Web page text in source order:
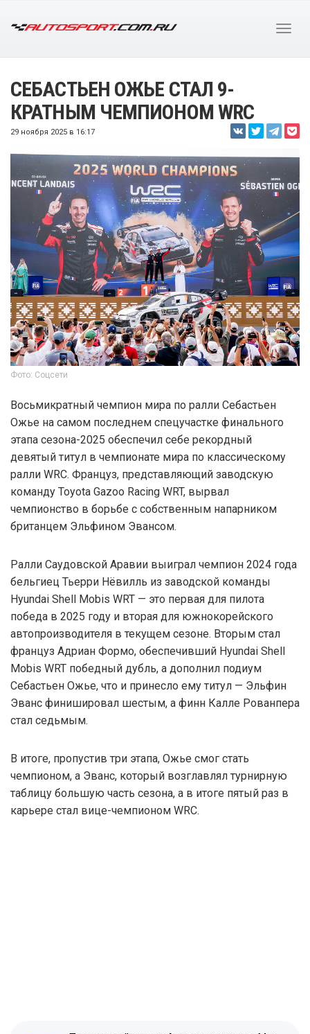
СЕБАСТЬЕН ОЖЬЕ СТАЛ 9-
КРАТНЫМ ЧЕМПИОНОМ WRC
29 ноября 2025 в 16:17
Фото: Соцсети
Восьмикратный чемпион мира по ралли Себастьен
Ожье на самом последнем спецучастке финального
этапа сезона-2025 обеспечил себе рекордный
девятый титул в чемпионате мира по классическому
ралли WRC. Француз, представляющий заводскую
команду Toyota Gazoo Racing WRT, вырвал
чемпионство в борьбе с собственным напарником
британцем Эльфином Эвансом.
Ралли Саудовской Аравии выиграл чемпион 2024 года
бельгиец Тьерри Нёвилль из заводской команды
Hyundai Shell Mobis WRT — это первая для пилота
победа в 2025 году и вторая для южнокорейского
автопроизводителя в текущем сезоне. Вторым стал
француз Адриан Формо, обеспечивший Hyundai Shell
Mobis WRT победный дубль, а дополнил подиум
Себастьен Ожье, что и принесло ему титул — Эльфин
Эванс финишировал шестым, а финн Калле Рованпера
стал седьмым.
В итоге, пропустив три этапа, Ожье смог стать
чемпионом, а Эванс, который возглавлял турнирную
таблицу большую часть сезона, а в итоге пятый раз в
карьере стал вице-чемпионом WRC.